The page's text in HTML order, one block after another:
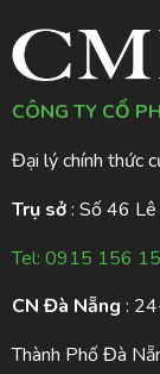
CÔNG TY CỔ
Đại lý chính thức
Trụ sở: Số 46 Lê
Tel: 0915 156
CN Đà Nẵng :
Thành Phố Đà